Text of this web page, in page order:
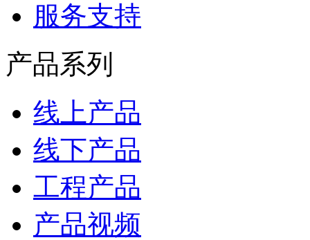
服务支持
产品系列
线上产品
线下产品
工程产品
产品视频